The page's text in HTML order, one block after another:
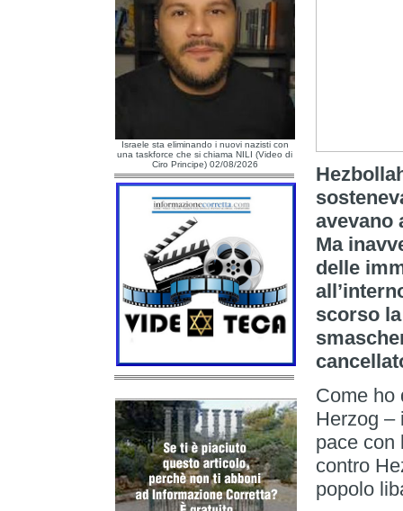
Israele sta eliminando i nuovi nazisti con
una taskforce che si chiama NILI (Video di
Ciro Principe) 02/08/2026
avevano
Ma
delle
scorso
Come ho
Herzog –
pace con
contro
popolo